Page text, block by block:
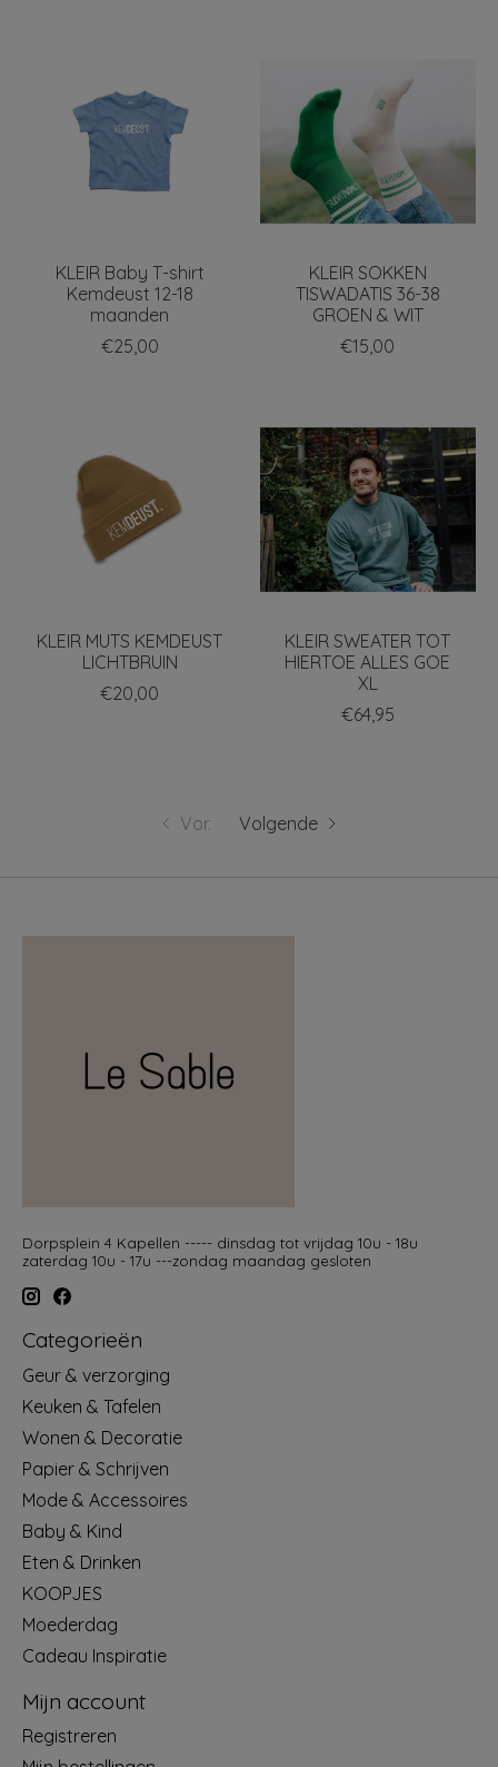
KLEIR Baby T-shirt
Kemdeust 12-18
maanden
€25,00
KLEIR SOKKEN
TISWADATIS 36-38
GROEN & WIT
€15,00
KLEIR MUTS KEMDEUST
LICHTBRUIN
€20,00
KLEIR SWEATER TOT
HIERTOE ALLES GOE
XL
€64,95
Vor. Volgende
Dorpsplein 4 Kapellen ----- dinsdag tot vrijdag 10u - 18u
zaterdag 10u - 17u ---zondag maandag gesloten
Categorieën
Geur & verzorging
Keuken & Tafelen
Wonen & Decoratie
Papier & Schrijven
Mode & Accessoires
Baby & Kind
Eten & Drinken
KOOPJES
Moederdag
Cadeau Inspiratie
Mijn account
Registreren